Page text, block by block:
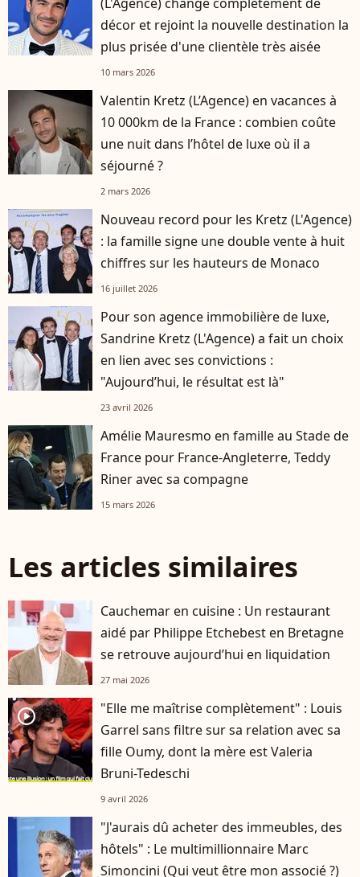
décor et rejoint la nouvelle destination la
plus prisée d'une clientèle très aisée
10 mars 2026
Valentin Kretz (L’Agence) en vacances à
10 000km de la France : combien coûte
une nuit dans l’hôtel de luxe où il a
séjourné ?
2 mars 2026
Nouveau record pour les Kretz (L'Agence)
: la famille signe une double vente à huit
chiffres sur les hauteurs de Monaco
16 juillet 2026
Pour son agence immobilière de luxe,
Sandrine Kretz (L'Agence) a fait un choix
en lien avec ses convictions :
"Aujourd’hui, le résultat est là"
23 avril 2026
Amélie Mauresmo en famille au Stade de
France pour France-Angleterre, Teddy
Riner avec sa compagne
15 mars 2026
Les articles similaires
Cauchemar en cuisine : Un restaurant
aidé par Philippe Etchebest en Bretagne
se retrouve aujourd’hui en liquidation
27 mai 2026
player2
"Elle me maîtrise complètement" : Louis
Garrel sans filtre sur sa relation avec sa
fille Oumy, dont la mère est Valeria
Bruni-Tedeschi
9 avril 2026
"J'aurais dû acheter des immeubles, des
hôtels" : Le multimillionnaire Marc
Simoncini (Qui veut être mon associé ?)